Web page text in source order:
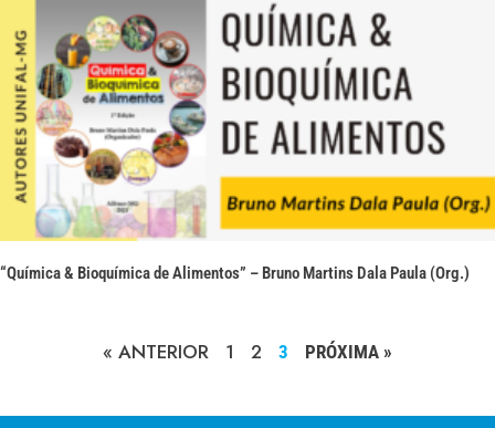
“Química & Bioquímica de Alimentos” – Bruno Martins Dala Paula (Org.)
« ANTERIOR 1 2 3 PRÓXIMA »